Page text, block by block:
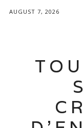
AUGUST 7, 2026